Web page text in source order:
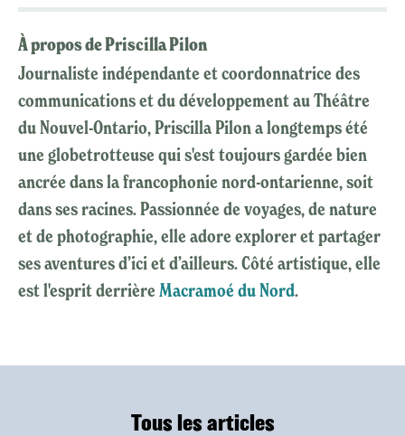
À propos de Priscilla Pilon
Journaliste indépendante et coordonnatrice des
communications et du développement au Théâtre
du Nouvel-Ontario, Priscilla Pilon a longtemps été
une globetrotteuse qui s'est toujours gardée bien
ancrée dans la francophonie nord-ontarienne, soit
dans ses racines. Passionnée de voyages, de nature
et de photographie, elle adore explorer et partager
ses aventures d’ici et d’ailleurs. Côté artistique, elle
est l'esprit derrière Macramoé du Nord.
Tous les articles